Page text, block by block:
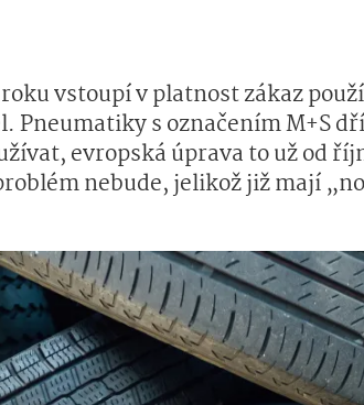
vstoupí v platnost zákaz
Pneumatiky s označením M+S
evropská úprava to už od
nebude, jelikož již mají